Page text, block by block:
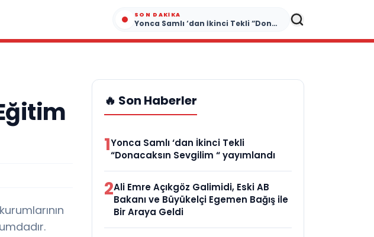
SON DAKIKA
Yonca Samlı ‘dan İkinci Tekli “Donacaksın Sevgilim “ yayımlandı
🔥 Son Haberler
1Yonca Samlı ‘dan İkinci Tekli
“Donacaksın Sevgilim “ yayımlandı
2Ali Emre Açıkgöz Galimidi, Eski AB
Bakanı ve Büyükelçi Egemen Bağış ile
Bir Araya Geldi